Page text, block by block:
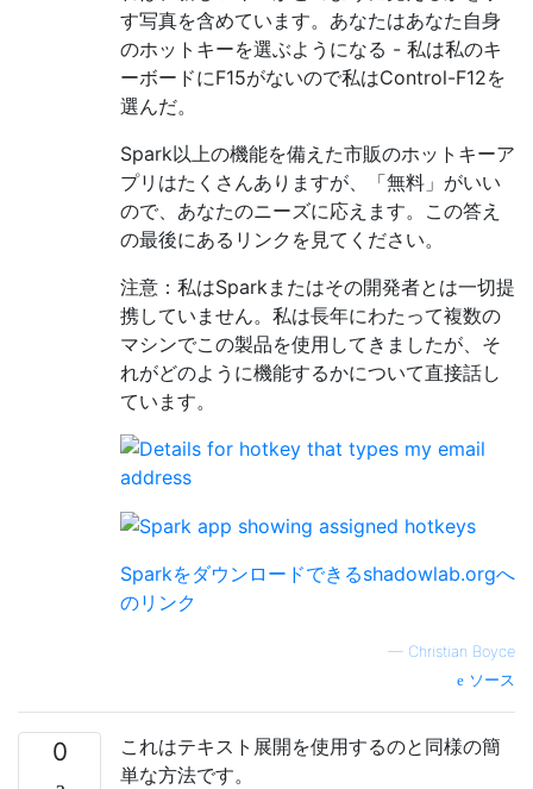
す写真を含めています。あなたはあなた自身
のホットキーを選ぶようになる - 私は私のキ
ーボードにF15がないので私はControl-F12を
選んだ。
Spark以上の機能を備えた市販のホットキーア
プリはたくさんありますが、「無料」がいい
ので、あなたのニーズに応えます。この答え
の最後にあるリンクを見てください。
注意：私はSparkまたはその開発者とは一切提
携していません。私は長年にわたって複数の
マシンでこの製品を使用してきましたが、そ
れがどのように機能するかについて直接話し
ています。
Sparkをダウンロードできるshadowlab.orgへ
のリンク
— Christian Boyce
ソース
0
これはテキスト展開を使用するのと同様の簡
単な方法です。